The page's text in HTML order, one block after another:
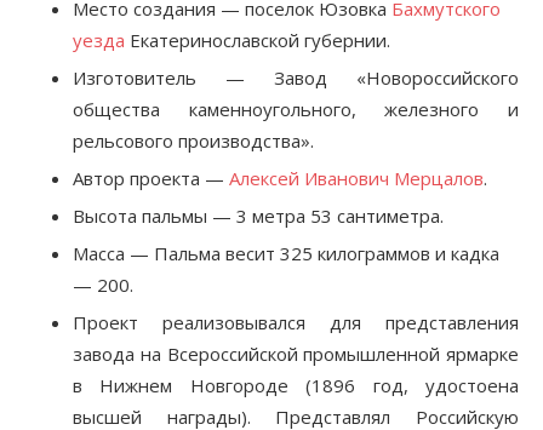
Место создания — поселок Юзовка Бахмутского
уезда Екатеринославской губернии.
Изготовитель — Завод «Новороссийского
общества каменноугольного, железного и
рельсового производства».
Автор проекта — Алексей Иванович Мерцалов.
Высота пальмы — 3 метра 53 сантиметра.
Масса — Пальма весит 325 килограммов и кадка
— 200.
Проект реализовывался для представления
завода на Всероссийской промышленной ярмарке
в Нижнем Новгороде (1896 год, удостоена
высшей награды). Представлял Российскую